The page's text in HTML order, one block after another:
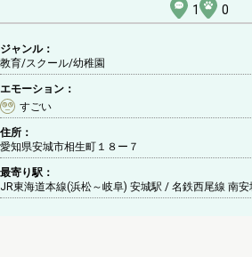
1 0
ジャンル：
教育/スクール/幼稚園
エモーション：
すごい
住所：
愛知県安城市相生町１８ー７
最寄り駅：
JR東海道本線(浜松～岐阜) 安城駅 / 名鉄西尾線 南